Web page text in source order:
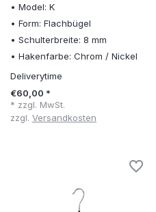
• Model: K
• Form: Flachbügel
• Schulterbreite: 8 mm
• Hakenfarbe: Chrom / Nickel
Deliverytime
€60,00 *
* zzgl. MwSt.
zzgl. Versandkosten